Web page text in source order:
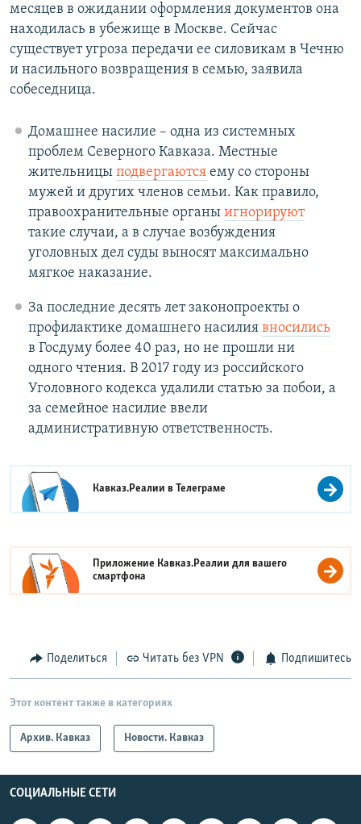
месяцев в ожидании оформления документов она
находилась в убежище в Москве. Сейчас
существует угроза передачи ее силовикам в Чечню
и насильного возвращения в семью, заявила
собеседница.
Домашнее насилие – одна из системных
проблем Северного Кавказа. Местные
жительницы подвергаютсяему со стороны
мужей и других членов семьи. Как правило,
правоохранительные органы игнорируют
такие случаи, а в случае возбуждения
уголовных дел суды выносят максимально
мягкое наказание.
За последние десять лет законопроекты о
профилактике домашнего насилия вносились
в Госдуму более 40 раз, но не прошли ни
одного чтения. В 2017 году из российского
Уголовного кодекса удалили статью за побои, а
за семейное насилие ввели
административную ответственность.
Кавказ.Реалии вТелеграме
Приложение Кавказ.Реалии для вашего
смартфона
Поделиться Читать без VPN Подпишитесь
Этот контент также в категориях
Архив. Кавказ Новости. Кавказ
СОЦИАЛЬНЫЕ СЕТИ